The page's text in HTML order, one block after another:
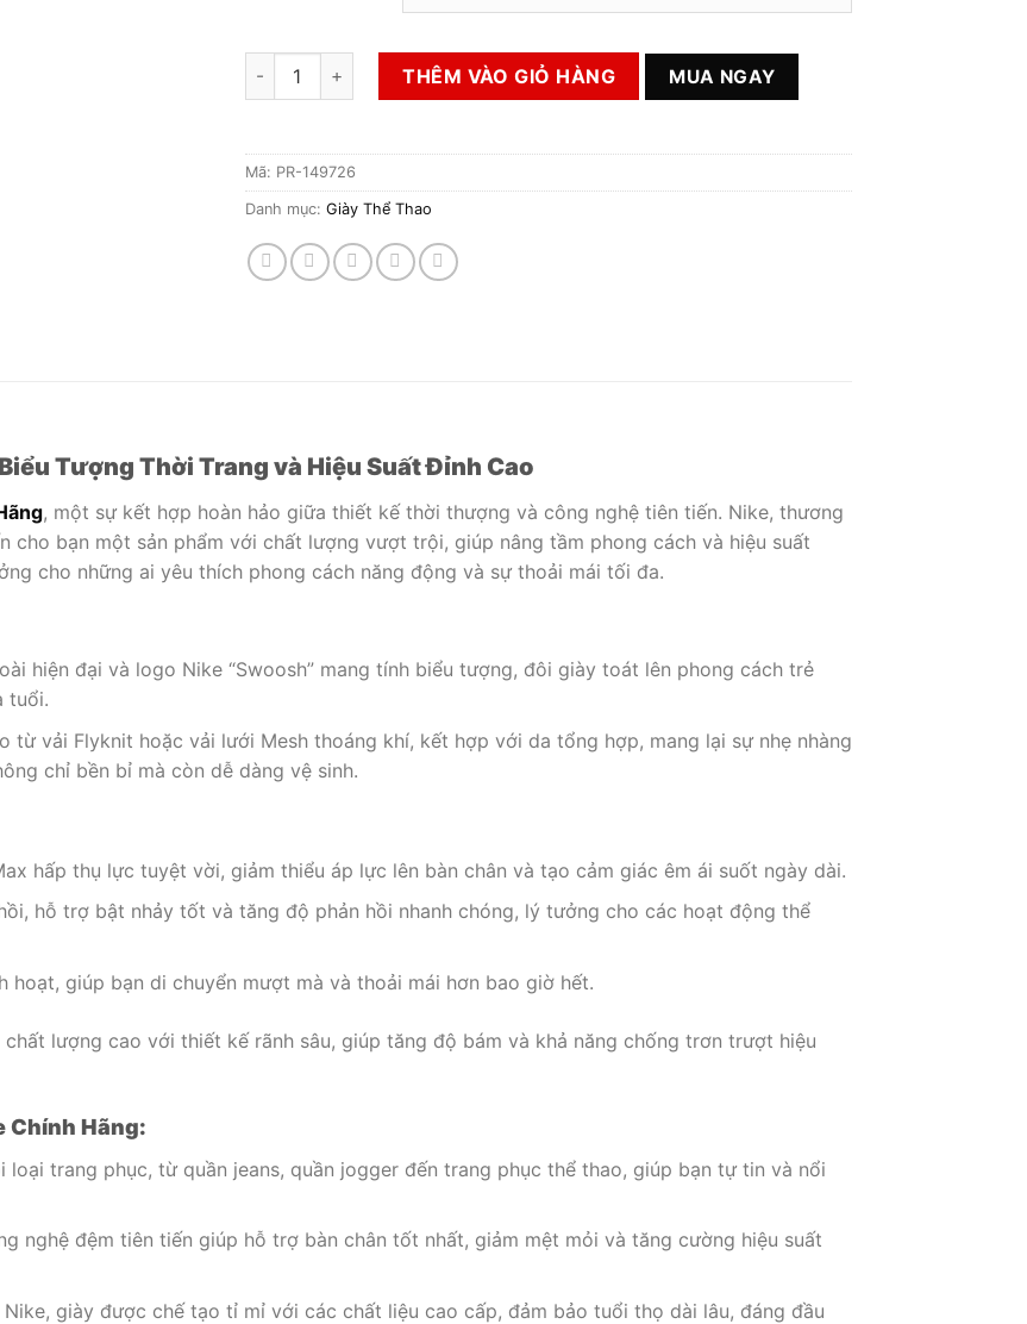
Giày Thể Thao Hiệu Rebook Chính Hãng số lượng
THÊM VÀO GIỎ HÀNG MUA NGAY
Mã: PR-149726
Danh mục: Giày Thể Thao
Tượng Thời Trang và Hiệu Suất Đỉnh Cao
, một sự kết hợp hoàn hảo giữa thiết kế thời thượng và công nghệ tiên tiến. Nike, thương
cho bạn một sản phẩm với chất lượng vượt trội, giúp nâng tầm phong cách và hiệu suất
cho những ai yêu thích phong cách năng động và sự thoải mái tối đa.
hiện đại và logo Nike “Swoosh” mang tính biểu tượng, đôi giày toát lên phong cách trẻ
tuổi.
từ vải Flyknit hoặc vải lưới Mesh thoáng khí, kết hợp với da tổng hợp, mang lại sự nhẹ nhàng
chỉ bền bỉ mà còn dễ dàng vệ sinh.
hấp thụ lực tuyệt vời, giảm thiểu áp lực lên bàn chân và tạo cảm giác êm ái suốt ngày dài.
hỗ trợ bật nhảy tốt và tăng độ phản hồi nhanh chóng, lý tưởng cho các hoạt động thể
hoạt, giúp bạn di chuyển mượt mà và thoải mái hơn bao giờ hết.
lượng cao với thiết kế rãnh sâu, giúp tăng độ bám và khả năng chống trơn trượt hiệu
Chính Hãng:
loại trang phục, từ quần jeans, quần jogger đến trang phục thể thao, giúp bạn tự tin và nổi
nghệ đệm tiên tiến giúp hỗ trợ bàn chân tốt nhất, giảm mệt mỏi và tăng cường hiệu suất
Nike, giày được chế tạo tỉ mỉ với các chất liệu cao cấp, đảm bảo tuổi thọ dài lâu, đáng đầu